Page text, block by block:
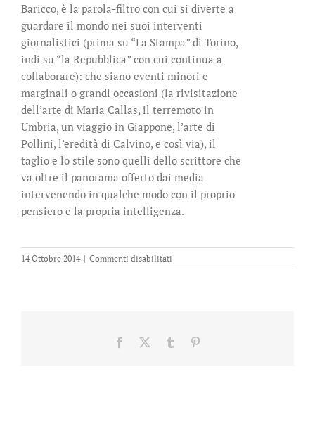
Baricco, è la parola-filtro con cui si diverte a
guardare il mondo nei suoi interventi
giornalistici (prima su “La Stampa” di Torino,
indi su “la Repubblica” con cui continua a
collaborare): che siano eventi minori e
marginali o grandi occasioni (la rivisitazione
dell’arte di Maria Callas, il terremoto in
Umbria, un viaggio in Giappone, l’arte di
Pollini, l’eredità di Calvino, e così via), il
taglio e lo stile sono quelli dello scrittore che
va oltre il panorama offerto dai media
intervenendo in qualche modo con il proprio
pensiero e la propria intelligenza.
14 Ottobre 2014 | Commenti disabilitati
Barnum
grande
show
Facebook Tumblr